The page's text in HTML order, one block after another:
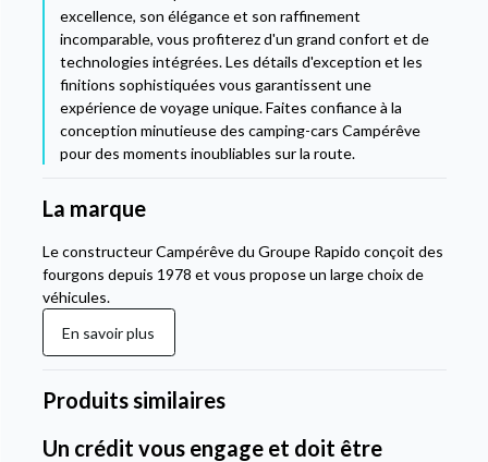
excellence, son élégance et son raffinement
incomparable, vous profiterez d'un grand confort et de
technologies intégrées. Les détails d'exception et les
finitions sophistiquées vous garantissent une
expérience de voyage unique. Faites confiance à la
conception minutieuse des camping-cars Campérêve
pour des moments inoubliables sur la route.
La marque
Le constructeur Campérêve du Groupe Rapido conçoit des
fourgons depuis 1978 et vous propose un large choix de
véhicules.
En savoir plus
Produits similaires
Un crédit vous engage et doit être